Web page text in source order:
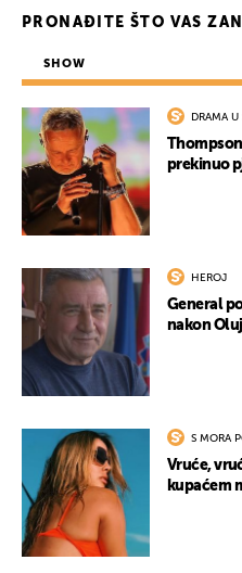
PRONAĐITE ŠTO VAS
SHOW
DRAMA
prekinuo
HEROJ
General
nakon
S MORA
Vruće,
kupaćem